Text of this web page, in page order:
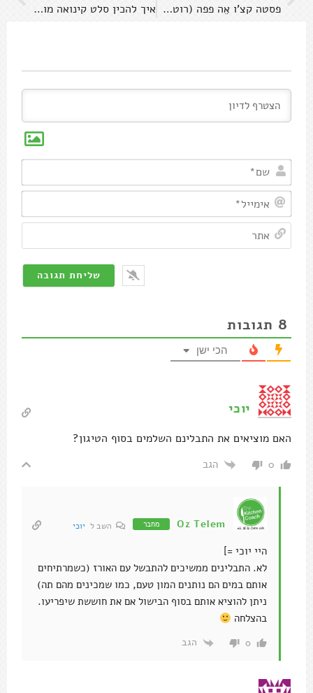
פסטה קצ'ו אֵה פפה (רוטב גבינה ופלפל שחור) איך להכין סלט קינואה מושלם
שם*
8 תגובות
הכי ישן
יוכי
האם מוציאים את התבלינם השלמים בסוף הטיגון?
0 הגב
Oz Telem מחבר השב ל יוכי
היי יוכי =]
לא. התבלינים ממשיכים להתבשל עם האורז (כשמרתיחים
אותם במים הם נותנים המון טעם, כמו שמכינים מהם תה)
ניתן להוציא אותם בסוף הבישול אם את חוששת שיפריעו.
בהצלחה
0 הגב